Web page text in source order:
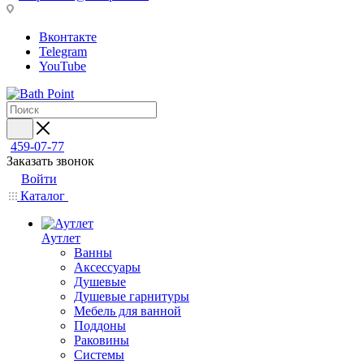
Вконтакте
Telegram
YouTube
459-07-77
Заказать звонок
Войти
Каталог
Аутлет
Ванны
Аксессуары
Душевые
Душевые гарнитуры
Мебель для ванной
Поддоны
Раковины
Системы